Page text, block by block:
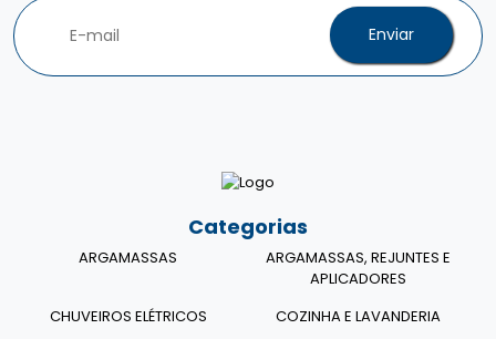
Enviar
Categorias
ARGAMASSAS
ARGAMASSAS, REJUNTES E
APLICADORES
CHUVEIROS ELÉTRICOS
COZINHA E LAVANDERIA